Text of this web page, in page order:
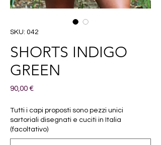
SKU: 042
SHORTS INDIGO
GREEN
90,00 €Prezzo
Tutti i capi proposti sono pezzi unici
sartoriali disegnati e cuciti in Italia
(facoltativo)